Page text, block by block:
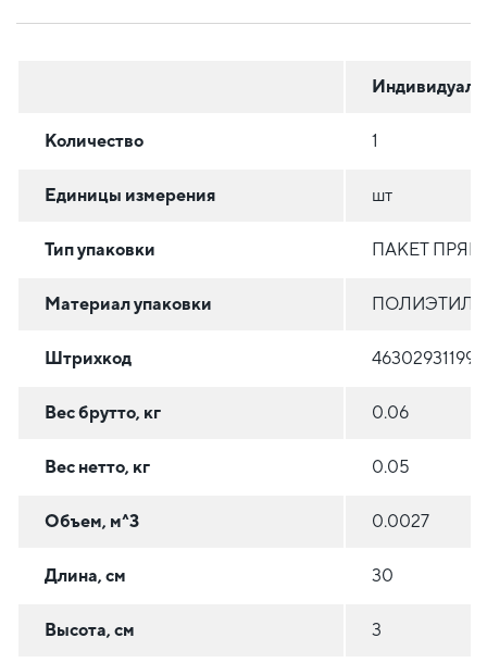
Количество 1
Единицы измерения шт
Тип упаковки ПАКЕТ
Материал упаковки
Штрихкод
Вес брутто, кг 0.06
Вес нетто, кг 0.05
Объем, м^3 0.0027
Длина, см 30
Высота, см 3